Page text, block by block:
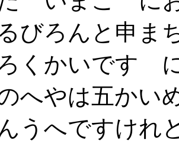
びろんと申
くかいです
へやは五か
うへですけれ